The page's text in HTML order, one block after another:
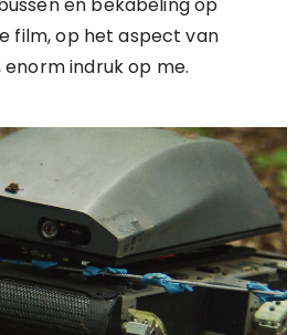
en bekabeling op
film, op het aspect van
indruk op me.